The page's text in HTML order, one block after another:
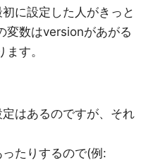
に設定した人がきっと
変数はversionがあがる
す。
はあるのですが、それ
たりするので(例: